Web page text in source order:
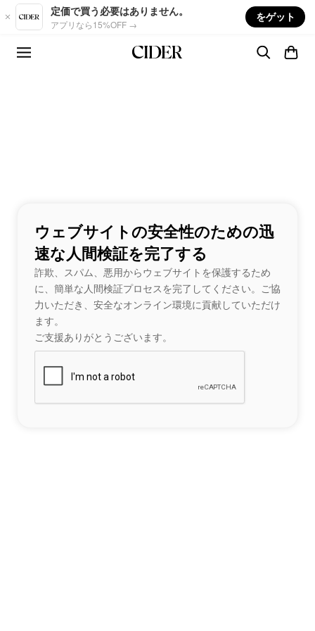
Skip to main content
定価で買う必要はありません。
アプリなら15%OFF →
をゲット
ウェブサイトの安全性のための迅
速な人間検証を完了する
詐欺、スパム、悪用からウェブサイトを保護するため
に、簡単な人間検証プロセスを完了してください。ご協
力いただき、安全なオンライン環境に貢献していただけ
ます。
ご支援ありがとうございます。